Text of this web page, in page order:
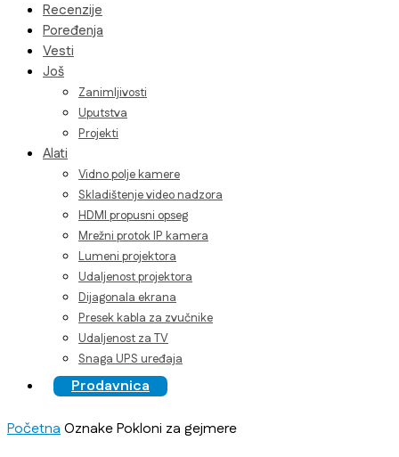
Recenzije
Poređenja
Vesti
Još
Zanimljivosti
Uputstva
Projekti
Alati
Vidno polje kamere
Skladištenje video nadzora
HDMI propusni opseg
Mrežni protok IP kamera
Lumeni projektora
Udaljenost projektora
Dijagonala ekrana
Presek kabla za zvučnike
Udaljenost za TV
Snaga UPS uređaja
Prodavnica
PočetnaOznakePokloni za gejmere